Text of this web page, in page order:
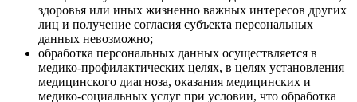
здоровья или иных жизненно важных интересов других
лиц и получение согласия субъекта персональных
данных невозможно;
обработка персональных данных осуществляется в
медико-профилактических целях, в целях установления
медицинского диагноза, оказания медицинских и
медико-социальных услуг при условии, что обработка